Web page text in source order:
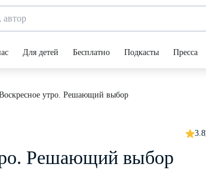
Для детей Бесплатно Подкасты Пресса
утро. Решающий выбор
3.8
Решающий выбор